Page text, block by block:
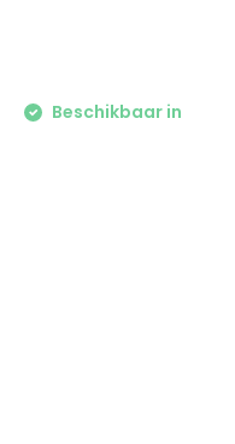
Beschikbaar in